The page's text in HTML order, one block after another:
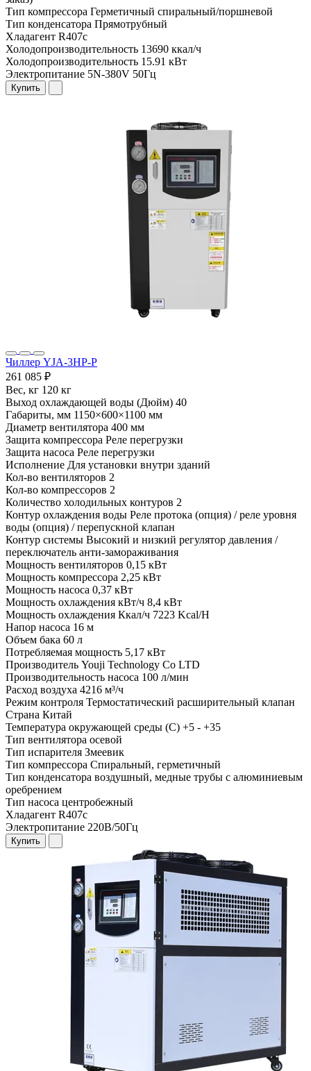
Тип компрессора Герметичный спиральный/поршневой
Тип конденсатора Прямотрубный
Хладагент R407c
Холодопроизводительность 13690 ккал/ч
Холодопроизводительность 15.91 кВт
Электропитание 5N-380V 50Гц
Купить
Чиллер YJA-3HP-P
261 085 ₽
Вес, кг 120 кг
Выход охлаждающей воды (Дюйм) 40
Габариты, мм 1150×600×1100 мм
Диаметр вентилятора 400 мм
Защита компрессора Реле перегрузки
Защита насоса Реле перегрузки
Исполнение Для установки внутри зданий
Кол-во вентиляторов 2
Кол-во компрессоров 2
Количество холодильных контуров 2
Контур охлаждения воды Реле протока (опция) / реле уровня
воды (опция) / перепускной клапан
Контур системы Высокий и низкий регулятор давления /
переключатель анти-замораживания
Мощность вентиляторов 0,15 кВт
Мощность компрессора 2,25 кВт
Мощность насоса 0,37 кВт
Мощность охлаждения кВт/ч 8,4 кВт
Мощность охлаждения Ккал/ч 7223 Kcal/H
Напор насоса 16 м
Объем бака 60 л
Потребляемая мощность 5,17 кВт
Производитель Youji Technology Co LTD
Производительность насоса 100 л/мин
Расход воздуха 4216 м³/ч
Режим контроля Термостатический расширительный клапан
Страна Китай
Температура окружающей среды (С) +5 - +35
Тип вентилятора осевой
Тип испарителя Змеевик
Тип компрессора Спиральный, герметичный
Тип конденсатора воздушный, медные трубы с алюминиевым
оребрением
Тип насоса центробежный
Хладагент R407c
Электропитание 220В/50Гц
Купить